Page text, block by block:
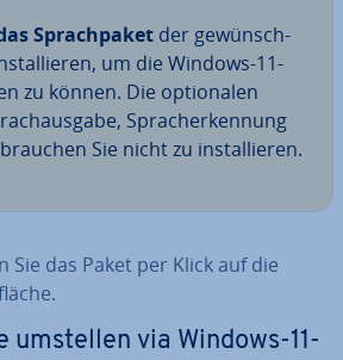
Sprach­pa­ket der ge­wünsch­
um die Windows-11-
zu können. Die op­tio­na­len
Sprach­er­ken­nung
Sie nicht zu in­stal­lie­ren.
Sie das Paket per Klick auf die
umstellen via Windows-11-